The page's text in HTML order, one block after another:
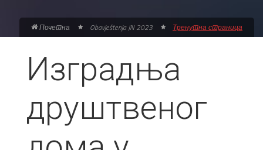
Почетна Obavještenja JN 2023 Тренутна страница
Изградња
друштвеног